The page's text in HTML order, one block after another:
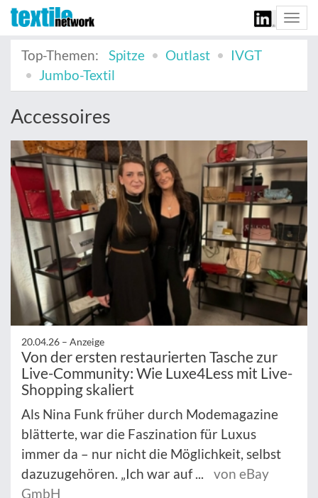
Top-Themen:
Spitze Outlast
IVGT
Jumbo-Textil
Accessoires
20.04.26 – Anzeige
Von der ersten restaurierten Tasche zur
Live-Community: Wie Luxe4Less mit Live-
Shopping skaliert
Als Nina Funk früher durch Modemagazine
blätterte, war die Faszination für Luxus
immer da – nur nicht die Möglichkeit, selbst
dazuzugehören. „Ich war auf ...
von eBay
GmbH